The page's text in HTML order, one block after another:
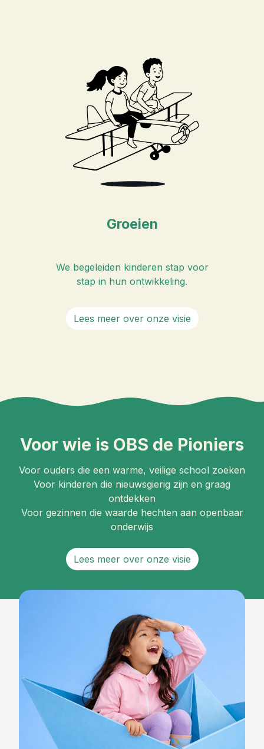
Groeien
We begeleiden kinderen stap voor
stap in hun ontwikkeling.
Lees meer over onze visie
Voor wie is OBS de Pioniers
Voor ouders die een warme, veilige school zoeken
Voor kinderen die nieuwsgierig zijn en graag
ontdekken
Voor gezinnen die waarde hechten aan openbaar
onderwijs
Lees meer over onze visie